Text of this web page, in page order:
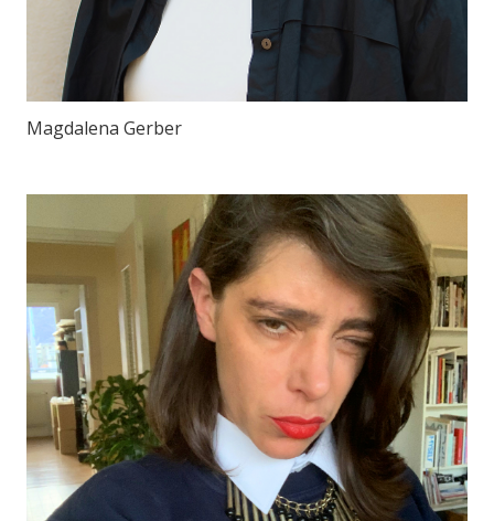
Magdalena Gerber